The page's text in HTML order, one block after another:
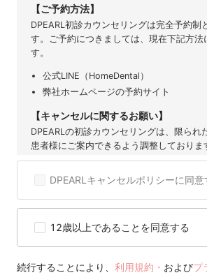
【ご予約方法】
DPEARL初診カウンセリングは完全予約制
す。ご予約につきましては、現在下記方法
す。
公式LINE（HomeDental）
弊社ホームページの予約サイト
【キャンセルに関するお願い】
DPEARLの初診カウンセリングは、限られ
患者様にご案内できるよう調整しておりま
ルや直前のご連絡は、他の患者様の機会を
提携歯科医院にも大きなご迷惑となります
約後のキャンセルは原則お控えいただきま
上げます。 度重なるキャンセルや無断キ
ただくことがございますので、 何卒ご理
【キャンセル可能期間】
DPEARLキャンセルポリシーに同意
12歳以上であることを同意する
続行することにより、 利用規約・ およびプ